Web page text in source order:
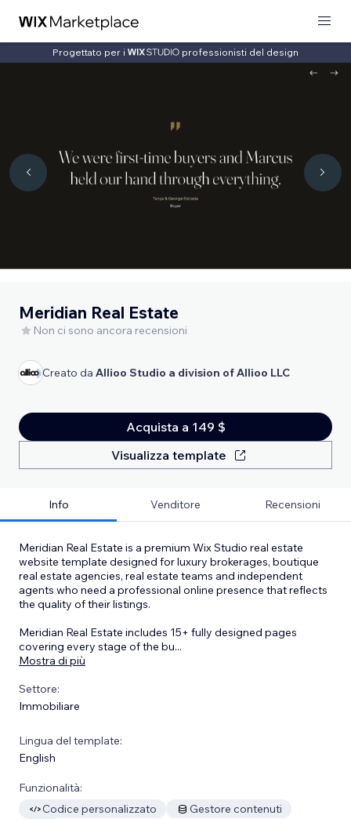
Progettato per i professionisti del design
Meridian Real Estate
Non ci sono ancora recensioni
Creato da Allioo Studio a division of Allioo LLC
Acquista a 149 $
Visualizza template
Info Venditore Recensioni
Meridian Real Estate is a premium Wix Studio real estate
website template designed for luxury brokerages, boutique
real estate agencies, real estate teams and independent
agents who need a professional online presence that reflects
the quality of their listings.
Meridian Real Estate includes 15+ fully designed pages
covering every stage of the bu...
Mostra di più
Settore:
Immobiliare
Lingua del template:
English
Funzionalità:
Codice personalizzato
Gestore contenuti